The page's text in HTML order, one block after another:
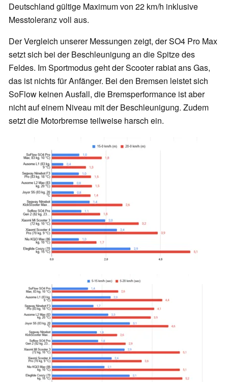
Deutschland gültige Maximum von 22 km/h inklusive
Messtoleranz voll aus.
Der Vergleich unserer Messungen zeigt, der SO4 Pro Max
setzt sich bei der Beschleunigung an die Spitze des
Feldes. Im Sportmodus geht der Scooter rabiat ans Gas,
das ist nichts für Anfänger. Bei den Bremsen leistet sich
SoFlow keinen Ausfall, die Bremsperformance ist aber
nicht auf einem Niveau mit der Beschleunigung. Zudem
setzt die Motorbremse teilweise harsch ein.